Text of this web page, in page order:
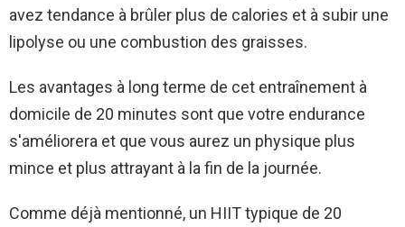
avez tendance à brûler plus de calories et à subir une
lipolyse ou une combustion des graisses.
Les avantages à long terme de cet entraînement à
domicile de 20 minutes sont que votre endurance
s'améliorera et que vous aurez un physique plus
mince et plus attrayant à la fin de la journée.
Comme déjà mentionné, un HIIT typique de 20